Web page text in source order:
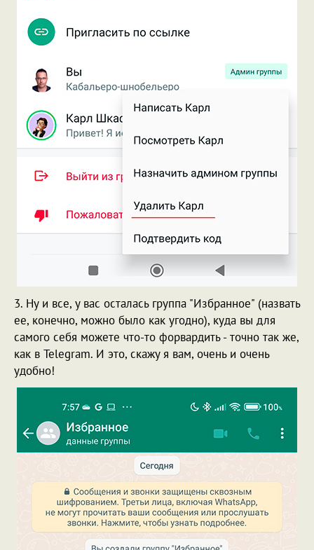
3. Ну и все, у вас осталась группа "Избранное" (назвать
ее, конечно, можно было как угодно), куда вы для
самого себя можете что-то форвардить - точно так же,
как в Telegram. И это, скажу я вам, очень и очень
удобно!